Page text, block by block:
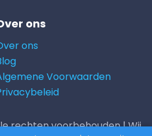
ons
ons
Voorwaarden
rechten voorbehouden | Wij